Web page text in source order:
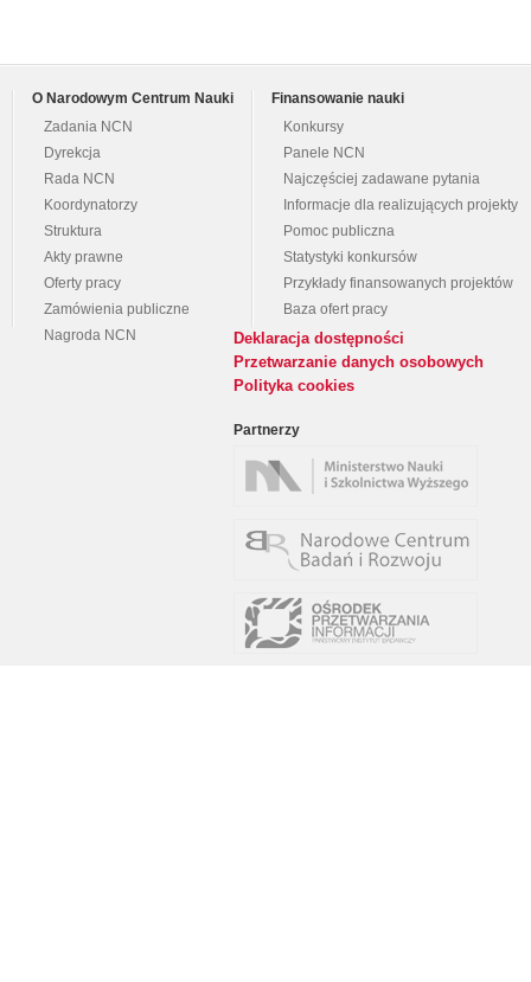
O Narodowym Centrum Nauki
Zadania NCN
Dyrekcja
Rada NCN
Koordynatorzy
Struktura
Akty prawne
Oferty pracy
Zamówienia publiczne
Nagroda NCN
Finansowanie nauki
Konkursy
Panele NCN
Najczęściej zadawane pytania
Informacje dla realizujących projekty
Pomoc publiczna
Statystyki konkursów
Przykłady finansowanych projektów
Baza ofert pracy
Deklaracja dostępności
Przetwarzanie danych osobowych
Polityka cookies
Partnerzy